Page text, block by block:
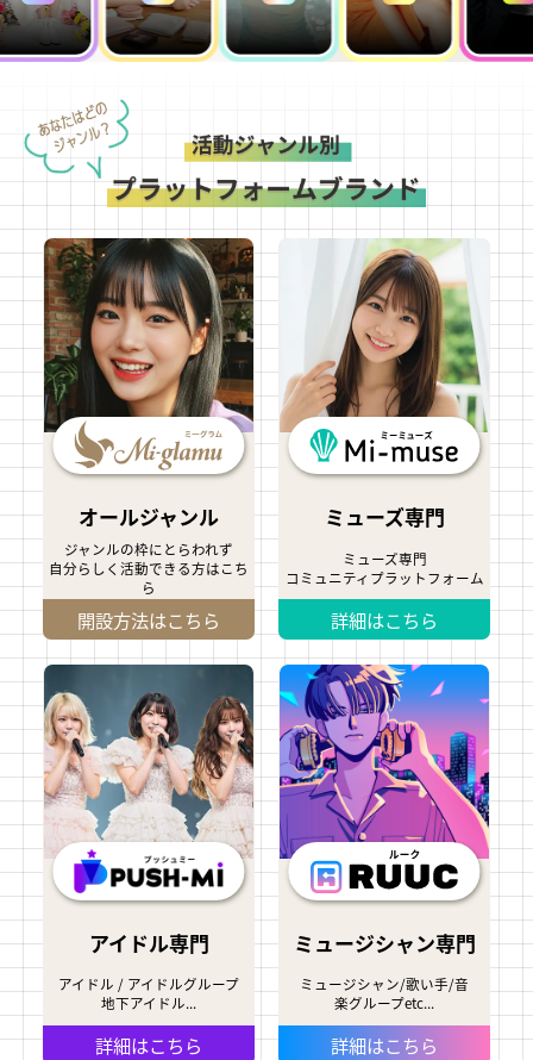
オールジャンル
ジャンルの枠にとらわれず
自分らしく活動できる方はこち
ら
開設方法はこちら
ミューズ専門
ミューズ専門
コミュニティプラットフォーム
詳細はこちら
アイドル専門
アイドル / アイドルグループ
地下アイドル...
詳細はこちら
ミュージシャン専門
ミュージシャン/歌い手/音
楽グループetc...
詳細はこちら